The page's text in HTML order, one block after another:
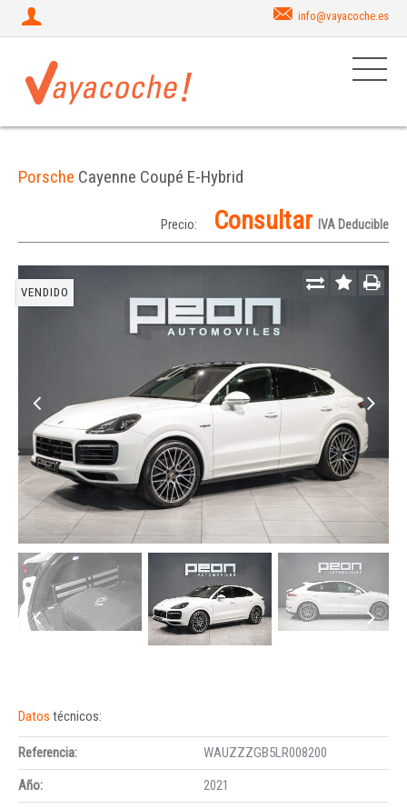
info@vayacoche.es
Porsche Cayenne Coupé E-Hybrid
Precio: Consultar IVA Deducible
VENDIDO
Datos técnicos:
Referencia:
WAUZZZGB5LR008200
Año:
2021